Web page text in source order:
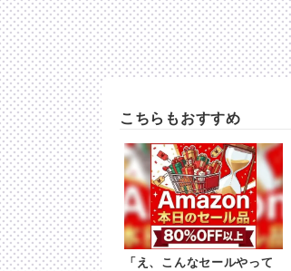
こちらもおすすめ
「え、こんなセールやって